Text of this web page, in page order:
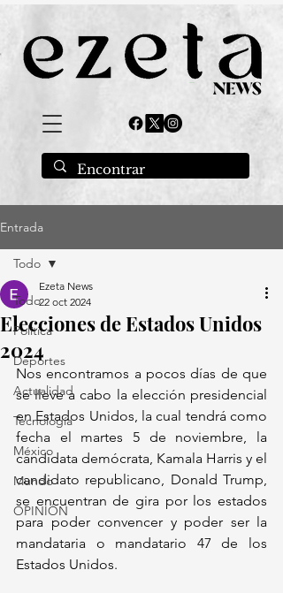
Entrada
Todo
Política
Deportes
Actualidad
Tecnología
México
Mundo
OPINIÓN
Todo
Elecciones de Estados Unidos
2024
Ezeta News
22 oct 2024
Nos encontramos a pocos días de que
se lleve a cabo la elección presidencial
en Estados Unidos, la cual tendrá como
fecha el martes 5 de noviembre, la
candidata demócrata, Kamala Harris y el
candidato republicano, Donald Trump,
se encuentran de gira por los estados
para poder convencer y poder ser la
mandataria o mandatario 47 de los
Estados Unidos.